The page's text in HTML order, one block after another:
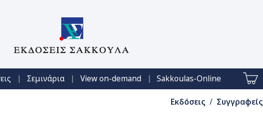
| Σεμινάρια | View on-demand | Sakkoulas-Online
Εκδόσεις / Συγγραφείς